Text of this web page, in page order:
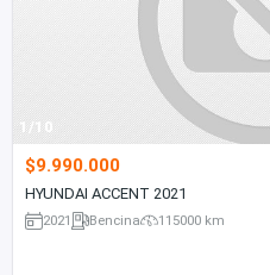
1/10
$9.990.000
HYUNDAI ACCENT 2021
2021 Bencina 115000 km